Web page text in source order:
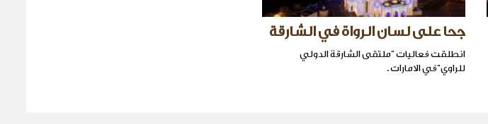
جحا على لسان الرواة في الشارقة
انطلقت فعاليات "ملتقى الشارقة الدولي
للراوي"في الامارات .